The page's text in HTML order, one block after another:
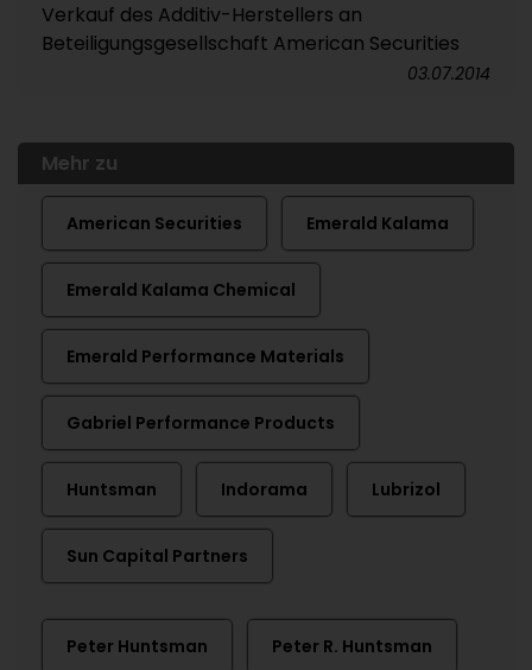
Verkauf des Additiv-Herstellers an
Beteiligungsgesellschaft American Securities
03.07.2014
Mehr zu
American Securities Emerald Kalama
Emerald Kalama Chemical
Emerald Performance Materials
Gabriel Performance Products
Huntsman Indorama Lubrizol
Sun Capital Partners
Peter Huntsman Peter R. Huntsman